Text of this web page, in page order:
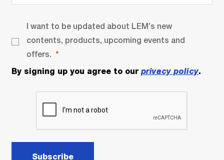
I want to be updated about LEM’s new
contents, products, upcoming events and
offers.
By signing up you agree to our privacy policy.
Subscribe